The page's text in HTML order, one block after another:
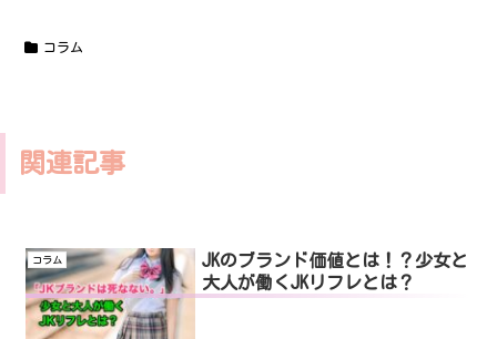
コラム
関連記事
コラム
JKのブランド価値とは！？少女と
大人が働くJKリフレとは？